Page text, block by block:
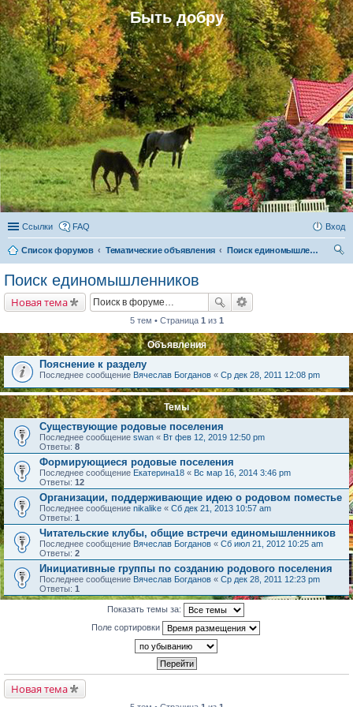
Быть добру
Ссылки FAQ Вход
Список форумов Тематические объявления
Поиск единомышленников
Поиск единомышленников
Новая тема
5 тем • Страница 1 из 1
Объявления
Пояснение к разделу
Последнее сообщение Вячеслав Богданов « Ср дек 28, 2011 12:08 pm
Темы
Существующие родовые поселения
Последнее сообщение swan « Вт фев 12, 2019 12:50 pm
Ответы: 8
Формирующиеся родовые поселения
Последнее сообщение Екатерина18 « Вс мар 16, 2014 3:46 pm
Ответы: 12
Организации, поддерживающие идею о родовом поместье
Последнее сообщение nikalike « Сб дек 21, 2013 10:57 am
Ответы: 1
Читательские клубы, общие встречи единомышленников
Последнее сообщение Вячеслав Богданов « Сб июл 21, 2012 10:25 am
Ответы: 2
Инициативные группы по созданию родового поселения
Последнее сообщение Вячеслав Богданов « Ср дек 28, 2011 12:23 pm
Ответы: 1
Показать темы за:
Поле сортировки
Новая тема